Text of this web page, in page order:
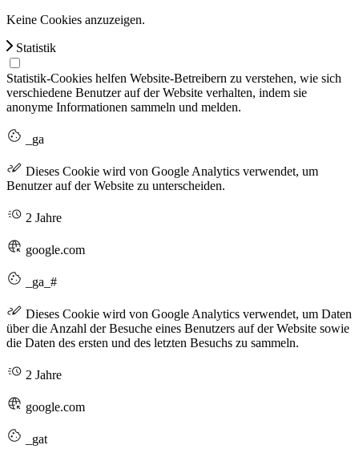
Keine Cookies anzuzeigen.
Statistik
Statistik-Cookies helfen Website-Betreibern zu verstehen, wie sich
verschiedene Benutzer auf der Website verhalten, indem sie
anonyme Informationen sammeln und melden.
_ga
Dieses Cookie wird von Google Analytics verwendet, um
Benutzer auf der Website zu unterscheiden.
2 Jahre
google.com
_ga_#
Dieses Cookie wird von Google Analytics verwendet, um Daten
über die Anzahl der Besuche eines Benutzers auf der Website sowie
die Daten des ersten und des letzten Besuchs zu sammeln.
2 Jahre
google.com
_gat